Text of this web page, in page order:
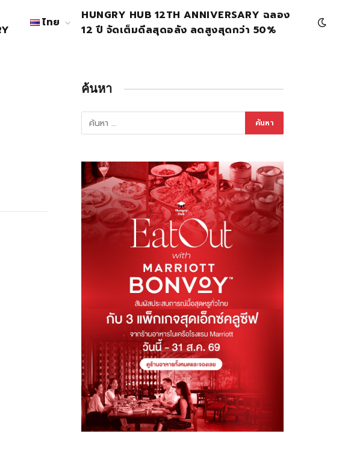
ไทย
HUNGRY HUB 12TH ANNIVERSARY ฉลอง
12 ปี จัดเต็มดีลสุดอลัง ลดสูงสุดกว่า 50%
ค้นหา